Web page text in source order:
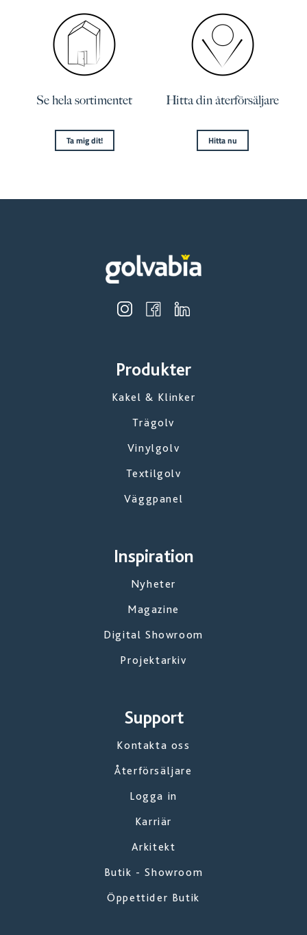
Se hela sortimentet
Ta mig dit!
Hitta din återförsäljare
Hitta nu
Produkter
Kakel & Klinker
Trägolv
Vinylgolv
Textilgolv
Väggpanel
Inspiration
Nyheter
Magazine
Digital Showroom
Projektarkiv
Support
Kontakta oss
Återförsäljare
Logga in
Karriär
Arkitekt
Butik - Showroom
Öppettider Butik